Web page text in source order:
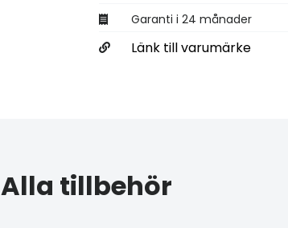
Garanti i 24 månader
Länk till varumärke
Alla tillbehör